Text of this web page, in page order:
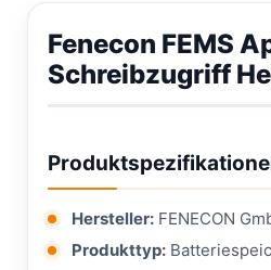
Fenecon FEMS
Schreibzugriff
Hersteller: FENECON
Produkttyp: